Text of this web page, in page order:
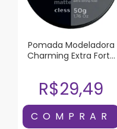
Pomada Modeladora
Charming Extra Forte
R$29,49